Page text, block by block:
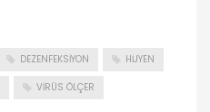
DEZENFEKSIYON HIJYEN
VIRÜS ÖLÇER